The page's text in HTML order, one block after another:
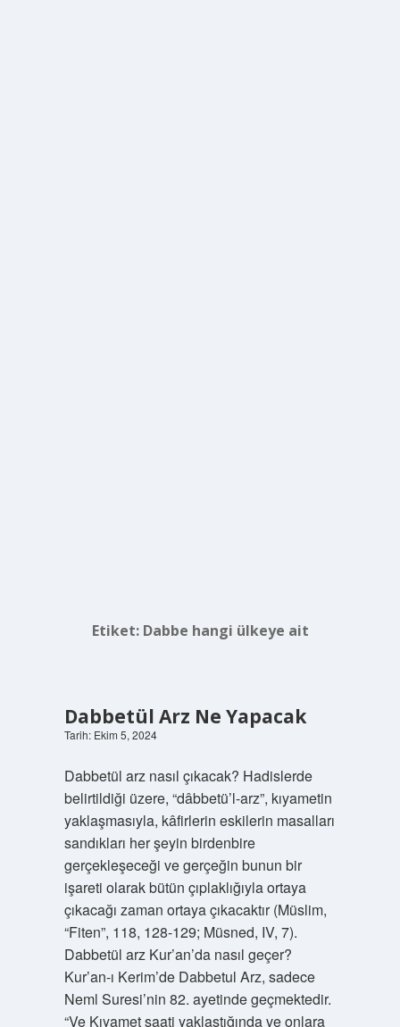
Etiket: Dabbe hangi ülkeye ait
Dabbetül Arz Ne Yapacak
Tarih: Ekim 5, 2024
Dabbetül arz nasıl çıkacak? Hadislerde
belirtildiği üzere, “dâbbetü’l-arz”, kıyametin
yaklaşmasıyla, kâfirlerin eskilerin masalları
sandıkları her şeyin birdenbire
gerçekleşeceği ve gerçeğin bunun bir
işareti olarak bütün çıplaklığıyla ortaya
çıkacağı zaman ortaya çıkacaktır (Müslim,
“Fiten”, 118, 128-129; Müsned, IV, 7).
Dabbetül arz Kur’an’da nasıl geçer?
Kur’an-ı Kerim’de Dabbetul Arz, sadece
Neml Suresi’nin 82. ayetinde geçmektedir.
“Ve Kıyamet saati yaklaştığında ve onlara